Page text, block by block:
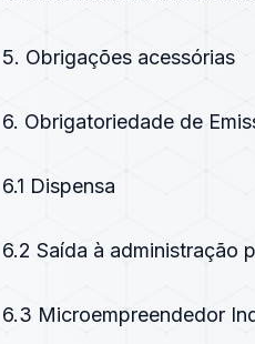
5. Obrigações acessórias
6. Obrigatoriedade de
6.1 Dispensa
6.2 Saída à administração
6.3 Microempreendedor